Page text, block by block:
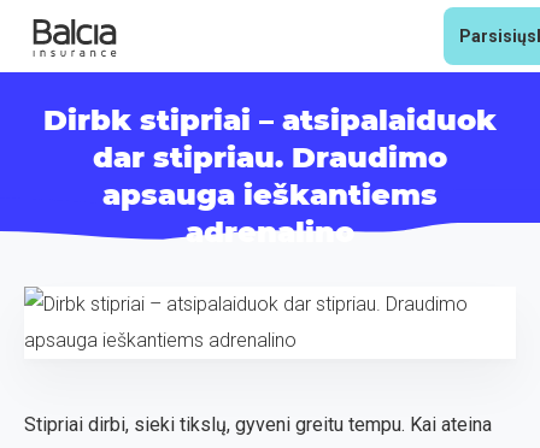
Dirbk stipriai – atsipalaiduok
dar stipriau. Draudimo
apsauga ieškantiems
adrenalino
Stipriai dirbi, sieki tikslų, gyveni greitu tempu. Kai ateina